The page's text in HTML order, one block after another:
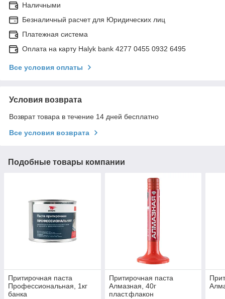
Наличными
Безналичный расчет для Юридических лиц
Платежная система
Оплата на карту Halyk bank 4277 0455 0932 6495
Все условия оплаты
Условия возврата
Возврат товара в течение 14 дней бесплатно
Все условия возврата
Подобные товары компании
Притирочная паста
Профессиональная, 1кг
банка
Притирочная паста
Алмазная, 40г
пласт.флакон